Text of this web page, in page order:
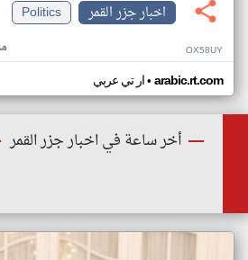
اخبار جزر القمر
Politics
OX58UY
ار تي عربي• arabic.rt.com
أخر ساعة في اخبار جزر القمر